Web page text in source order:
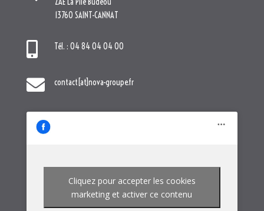
Cliquez pour accepter les cookies